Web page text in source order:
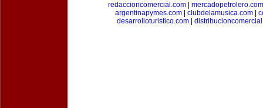
redaccioncomercial.com
mercadopetrolero.com
argentinapymes.com| clubdelamusica.com|
desarrolloturistico.com